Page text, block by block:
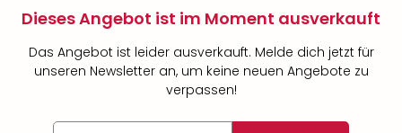
Dieses Angebot ist im Moment ausverkauft
Das Angebot ist leider ausverkauft. Melde dich jetzt für
unseren Newsletter an, um keine neuen Angebote zu
verpassen!